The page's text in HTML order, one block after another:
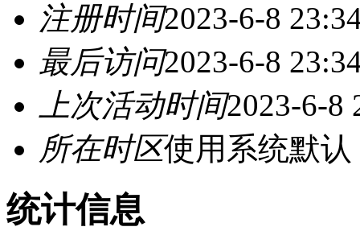
注册时间2023-6-8
最后访问2023-6-8
上次活动时间2023-6-8
所在时区使用系统默认
统计信息